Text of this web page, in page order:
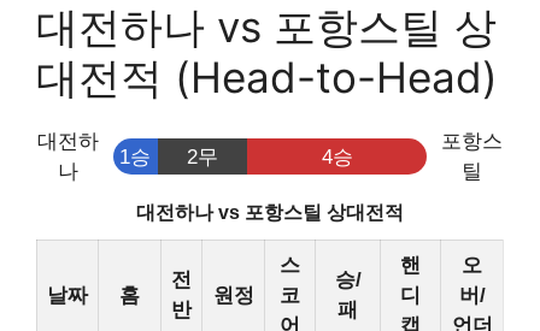
대전하나 vs 포항스틸 상
대전적 (Head-to-Head)
대전하
나
1승 2무 4승
포항스
틸
대전하나 vs 포항스틸 상대전적
날짜 홈
전
반
원정
스
코
어
승/
패
핸
디
캡
오
버/
언더